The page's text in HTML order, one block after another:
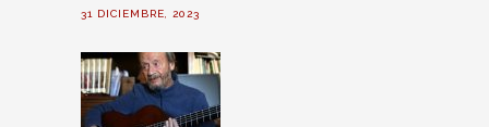
31 DICIEMBRE, 2023